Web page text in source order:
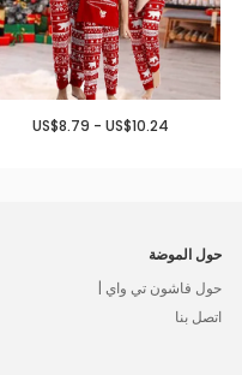
US$8.79 - US$10.24
حول الموضة
حول فاشون تي واي |
اتصل بنا